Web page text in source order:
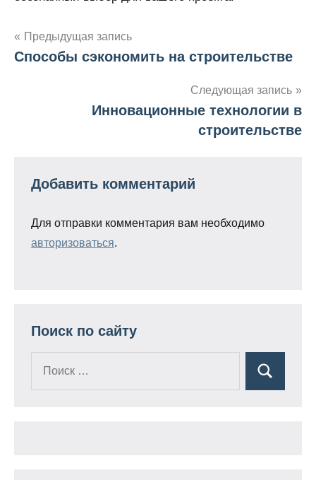
Навигация
записям
Предыдущая запись
Способы сэкономить на строительстве
Следующая запись
Инновационные технологии в
строительстве
Добавить комментарий
Для отправки комментария вам необходимо
авторизоваться.
Поиск по сайту
Поиск